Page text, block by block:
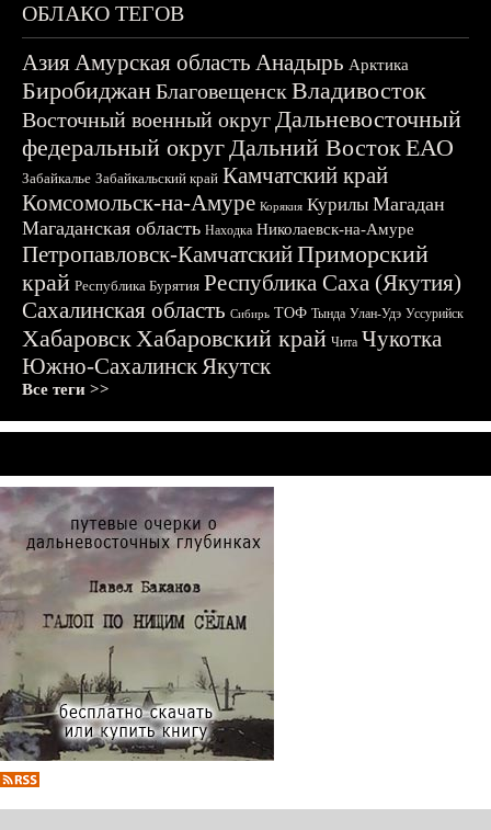
ОБЛАКО ТЕГОВ
АзияАмурская область Анадырь Арктика
БиробиджанБлаговещенскВладивосток
Восточный военный округДальневосточный
федеральный округДальний ВостокЕАО
Забайкалье Забайкальский край Камчатский край
Комсомольск-на-Амуре Корякия Курилы Магадан
Магаданская область Находка Николаевск-на-Амуре
Петропавловск-КамчатскийПриморский
край Республика Бурятия Республика Саха (Якутия)
Сахалинская область Сибирь ТОФ Тында Улан-Удэ Уссурийск
ХабаровскХабаровский край Чита Чукотка
Южно-СахалинскЯкутск
Все теги >>